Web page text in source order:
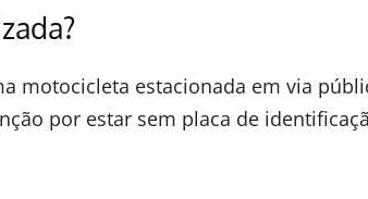
motocicleta estacionada em via
por estar sem placa de